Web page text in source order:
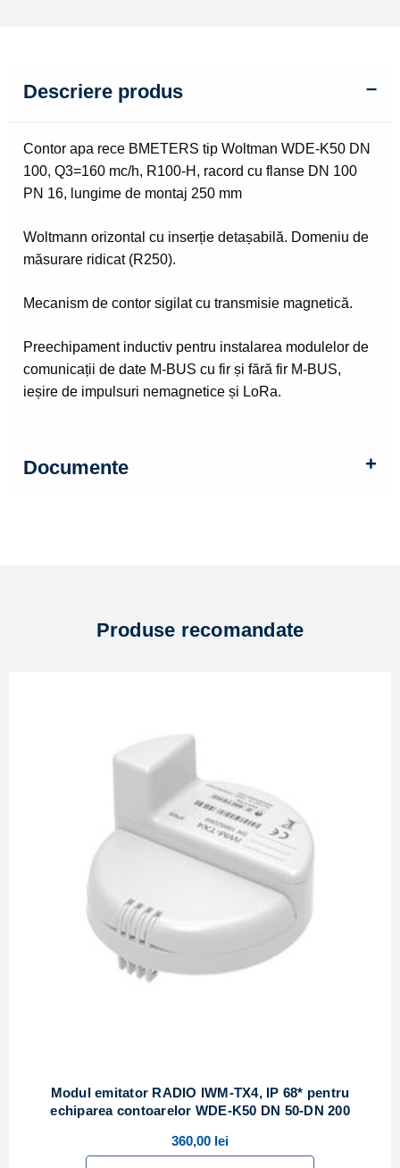
Descriere produs
Contor apa rece BMETERS tip Woltman WDE-K50 DN
100, Q3=160 mc/h, R100-H, racord cu flanse DN 100
PN 16, lungime de montaj 250 mm
Woltmann orizontal cu inserție detașabilă. Domeniu de
măsurare ridicat (R250).
Mecanism de contor sigilat cu transmisie magnetică.
Preechipament inductiv pentru instalarea modulelor de
comunicații de date M-BUS cu fir și fără fir M-BUS,
ieșire de impulsuri nemagnetice și LoRa.
Documente
Produse recomandate
Modul emitator RADIO IWM-TX4, IP 68* pentru
echiparea contoarelor WDE-K50 DN 50-DN 200
360,00 lei